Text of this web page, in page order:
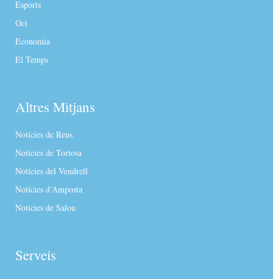
Esports
Oci
Economia
El Temps
Altres Mitjans
Notícies de Reus
Notícies de Tortosa
Notícies del Vendrell
Notícies d’Amposta
Notícies de Salou
Serveis